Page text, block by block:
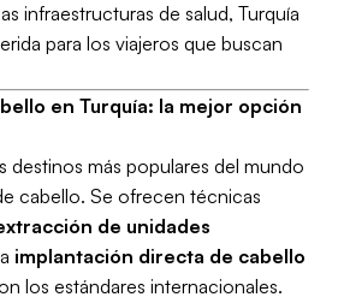
infraestructuras de salud, Turquía
para los viajeros que buscan
en Turquía: la mejor opción
destinos más populares del mundo
cabello. Se ofrecen técnicas
de unidades
implantación directa de cabello
los estándares internacionales.